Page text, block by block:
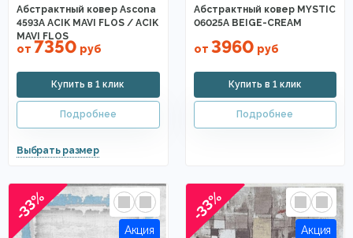
Абстрактный ковер Ascona
4593A ACIK MAVI FLOS / ACIK
MAVI FLOS
от 7350 руб
Абстрактный ковер MYSTIC
06025A BEIGE-CREAM
от 3960 руб
-33% -33%